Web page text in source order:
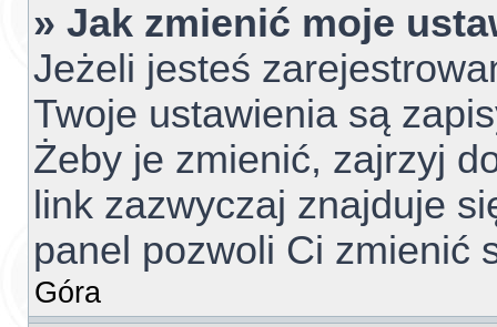
» Jak zmienić moje
Jeżeli jesteś
Twoje ustawienia są
Żeby je zmienić, zajrzyj
link zazwyczaj znajduje
panel pozwoli Ci zmienić
Góra